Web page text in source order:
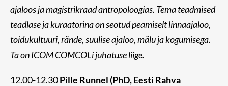
ajaloos ja magistrikraad antropoloogias. Tema teadmised
teadlase ja kuraatorina on seotud peamiselt linnaajaloo,
toidukultuuri, rände, suulise ajaloo, mälu ja kogumisega.
Ta on ICOM COMCOLi juhatuse liige.
12.00-12.30Pille Runnel (PhD, Eesti Rahva